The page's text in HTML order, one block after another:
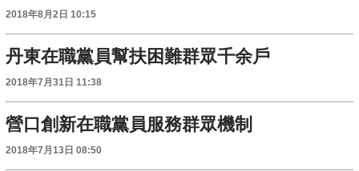
2018年8月2日 10:15
丹東在職黨員幫扶困難群眾千余戶
2018年7月31日 11:38
營口創新在職黨員服務群眾機制
2018年7月13日 08:50